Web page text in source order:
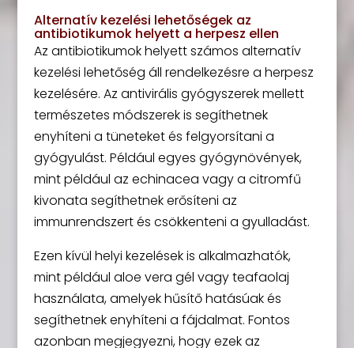
Alternatív kezelési lehetőségek az
antibiotikumok helyett a herpesz ellen
Az antibiotikumok helyett számos alternatív
kezelési lehetőség áll rendelkezésre a herpesz
kezelésére. Az antivirális gyógyszerek mellett
természetes módszerek is segíthetnek
enyhíteni a tüneteket és felgyorsítani a
gyógyulást. Például egyes gyógynövények,
mint például az echinacea vagy a citromfű
kivonata segíthetnek erősíteni az
immunrendszert és csökkenteni a gyulladást.
Ezen kívül helyi kezelések is alkalmazhatók,
mint például aloe vera gél vagy teafaolaj
használata, amelyek hűsítő hatásúak és
segíthetnek enyhíteni a fájdalmat. Fontos
azonban megjegyezni, hogy ezek az